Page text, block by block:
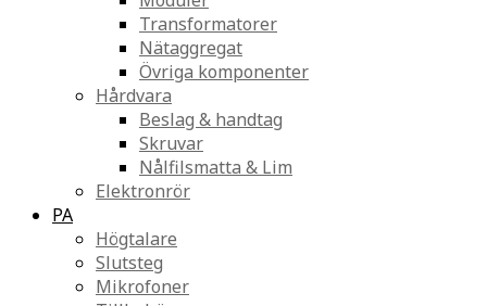
Transformatorer
Nätaggregat
Övriga komponenter
Hårdvara
Beslag & handtag
Skruvar
Nålfilsmatta & Lim
Elektronrör
PA
Högtalare
Slutsteg
Mikrofoner